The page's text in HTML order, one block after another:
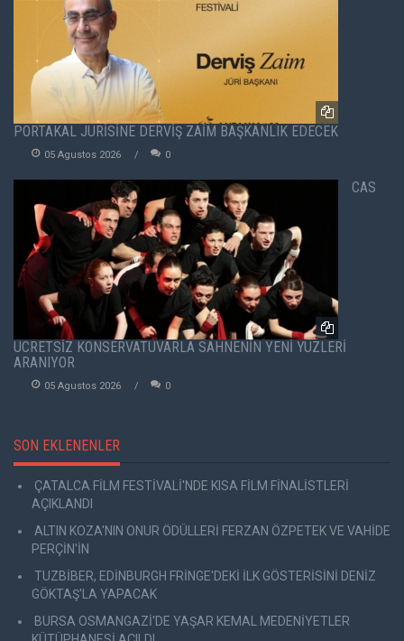
PORTAKAL JÜRİSİNE DERVİŞ ZAİM BAŞKANLIK EDECEK
05 Agustos 2026 0
CAS
ÜCRETSİZ KONSERVATUVARLA SAHNENİN YENİ YÜZLERİ
ARANIYOR
05 Agustos 2026 0
SON EKLENENLER
ÇATALCA FİLM FESTİVALİ'NDE KISA FİLM FİNALİSTLERİ
AÇIKLANDI
ALTIN KOZA'NIN ONUR ÖDÜLLERİ FERZAN ÖZPETEK VE VAHİDE
PERÇİN'İN
TUZBİBER, EDİNBURGH FRİNGE'DEKİ İLK GÖSTERİSİNİ DENİZ
GÖKTAŞ'LA YAPACAK
BURSA OSMANGAZİ'DE YAŞAR KEMAL MEDENİYETLER